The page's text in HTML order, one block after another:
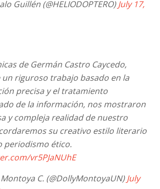
Guillén (@HELIODOPTERO)July 17,
de Germán Castro Caycedo,
riguroso trabajo basado en la
precisa y el tratamiento
de la información, nos mostraron
y compleja realidad de nuestro
su creativo estilo literario
periodismo ético.
vr5PJaNUhE
C. (@DollyMontoyaUN)July